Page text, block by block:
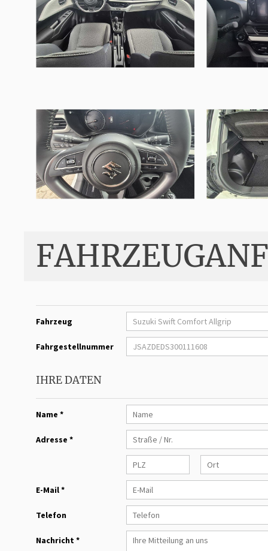
Fahrzeug
Fahrgestellnummer
IHRE DATEN
Name *
Adresse *
E-Mail *
Telefon
Nachricht *